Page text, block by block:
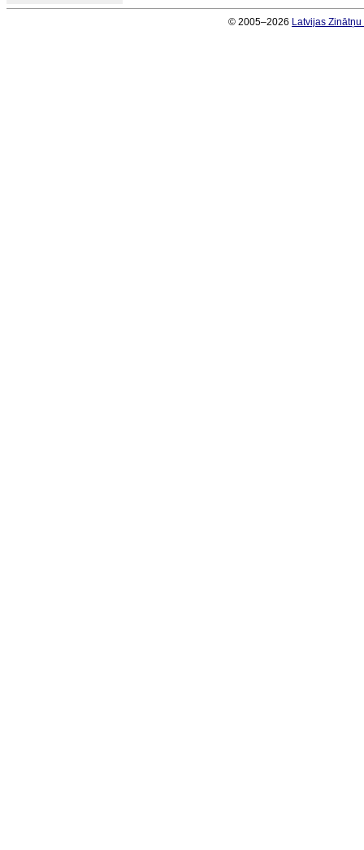
© 2005–2026 Latvijas